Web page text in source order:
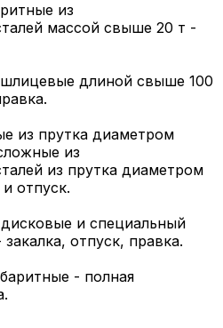
из
массой свыше 20 т -
длиной свыше 100
из прутка диаметром
из
из прутка диаметром
отпуск.
и специальный
отпуск, правка.
- полная